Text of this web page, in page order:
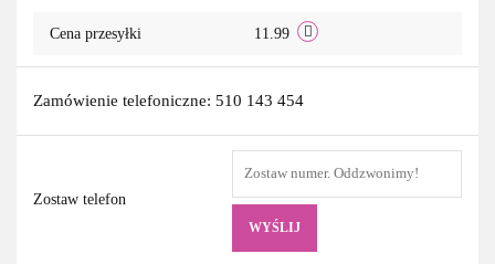
Cena przesyłki 11.99
Zamówienie telefoniczne: 510 143 454
Zostaw telefon
WYŚLIJ